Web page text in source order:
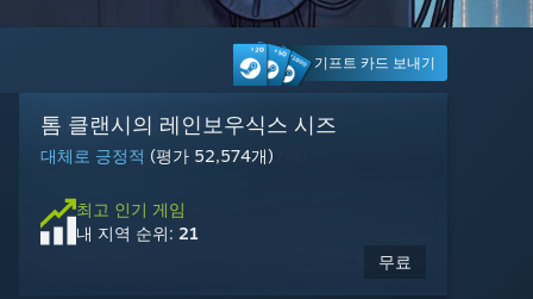
기프트 카드 보내기
Machine Party
매우 긍정적(평가 2,403개)
최고 인기 게임
내 지역 순위: 27
$6.79
Tom Clancy's Ghost Recon® Wildlands
대체로 긍정적 (평가 2,161개)
최고 인기 게임
내 지역 순위: 12
$2.49
MARVEL Tōkon: Fighting Souls
복합적 (평가 2,846개)
최고 인기 게임
내 지역 순위: 15
$59.99
Palworld / 팰월드
압도적으로 긍정적(평가 22,427개)
최고 인기 게임
내 지역 순위: 8
$29.99
톰 클랜시의 레인보우식스 시즈
대체로 긍정적 (평가 52,574개)
최고 인기 게임
내 지역 순위: 21
무료
Steam Machine
Hell Let Loose: Vietnam
이용 가능: 2026년 8월 13일
지금예약 구매 가능
2026년 8월 13일 출시 예정
$35.99
Rust
대체로 긍정적 (평가 6,325개)
최고 인기 게임
내 지역 순위: 22
$19.99
Dead by Daylight
대체로 긍정적 (평가 20,113개)
최고 인기 게임
내 지역 순위: 17
$19.99
IRON NEST: Heavy Turret Simulator
압도적으로 긍정적(평가 5,498개)
최고 인기 게임
내 지역 순위: 7
$14.99
Warframe
매우 긍정적(평가 11,179개)
최고 인기 게임
내 지역 순위: 11
무료 플레이
GRAIN ROT
매우 긍정적(평가 569개)
최고 인기 게임
내 지역 순위: 25
$8.99